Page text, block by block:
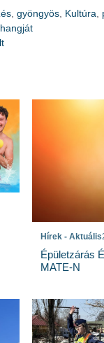
,gyöngyös, Kultúra,
Hírek - Aktuális
Épületzárás
MATE-N